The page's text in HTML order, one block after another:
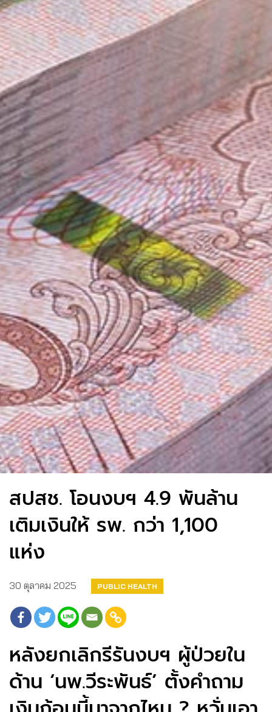
สปสช. โอนงบฯ 4.9 พันล้าน
เติมเงินให้ รพ. กว่า 1,100
แห่ง
30 ตุลาคม 2025 PUBLIC HEALTH
หลังยกเลิกรีรันงบฯ ผู้ป่วยใน
ด้าน ‘นพ.วีระพันธ์’ ตั้งคำถาม